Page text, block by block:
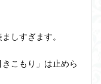
しすぎます。
こもり」は止めら